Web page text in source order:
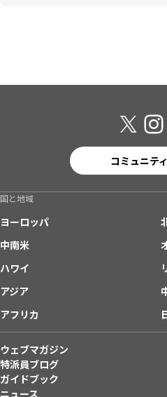
コミュニテ
国と地域
ヨーロッパ
中南米
ハワイ
アジア
アフリカ
ウェブマガジン
特派員ブログ
ガイドブック
ニュース